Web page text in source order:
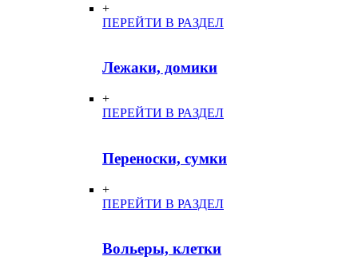
+
ПЕРЕЙТИ В РАЗДЕЛ
Лежаки, домики
+
ПЕРЕЙТИ В РАЗДЕЛ
Переноски, сумки
+
ПЕРЕЙТИ В РАЗДЕЛ
Вольеры, клетки